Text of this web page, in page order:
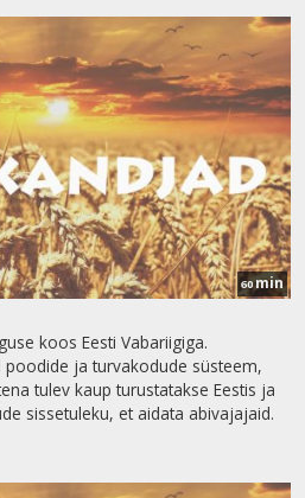
60min
koos Eesti Vabariigiga.
ja turvakodude süsteem,
tulev kaup turustatakse Eestis ja
sissetuleku, et aidata abivajajaid.